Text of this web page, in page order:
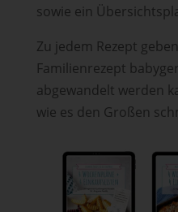
sowie ein
Zu jedem Rezept
Familienrezept
abgewandelt werden
wie es den Großen